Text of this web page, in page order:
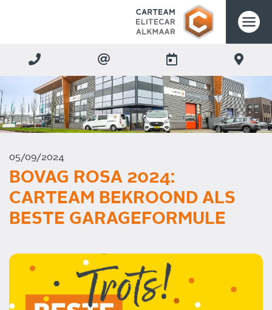
05/09/2024
BOVAG ROSA 2024:
CARTEAM BEKROOND ALS
BESTE GARAGEFORMULE